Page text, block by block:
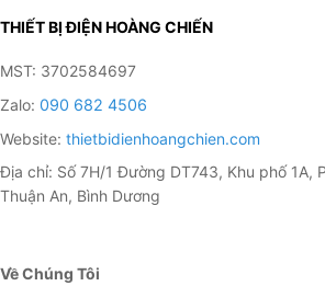
Đèn đường 150W Pin Liền dễ dàng
Tự động bật khi trời tối và tắt khi trời
Đèn Đường Năng Lượng Mặt Trời
Solar Light được trang bị bộ cảm ứng
Lắp 1 lần và không bao giờ cần để ý
THIẾT BỊ ĐIỆN HOÀNG CHIẾN
MST: 3702584697
Zalo: 090 682 4506
Website: thietbidienhoangchien.com
Địa chỉ: Số 7H/1 Đường DT743, Khu phố 1A,
Thuận An, Bình Dương
Về Chúng Tôi